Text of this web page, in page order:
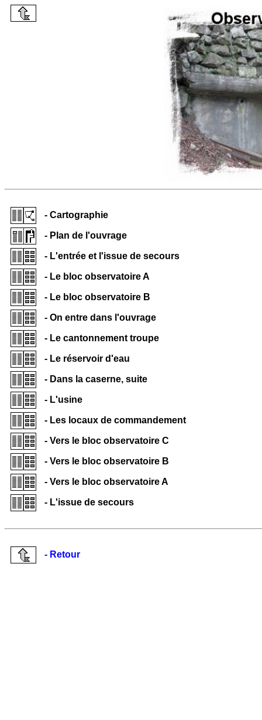
- Cartographie
- Plan de l'ouvrage
- L'entrée et l'issue de secours
- Le bloc observatoire A
- Le bloc observatoire B
- On entre dans l'ouvrage
- Le cantonnement troupe
- Le réservoir d'eau
- Dans la caserne, suite
- L'usine
- Les locaux de commandement
- Vers le bloc observatoire C
- Vers le bloc observatoire B
- Vers le bloc observatoire A
- L'issue de secours
- Retour